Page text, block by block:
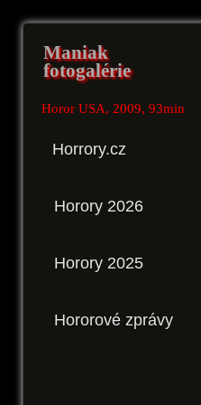
Maniak
fotogalérie
Horor USA, 2009, 93min
Horrory.cz
Horory 2026
Horory 2025
Hororové zprávy